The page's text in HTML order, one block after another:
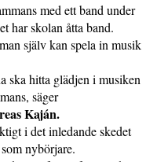
med ett band under
har skolan åtta band.
själv kan spela in musik
ska hitta glädjen i musiken
säger
Kaján.
i det inledande skedet
nybörjare.